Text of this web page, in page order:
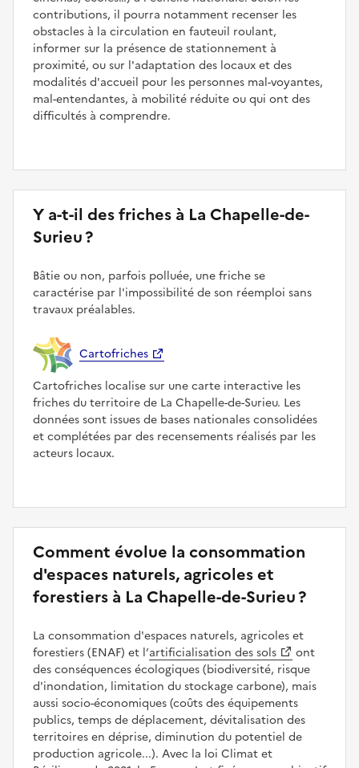
contributions, il pourra notamment recenser les
obstacles à la circulation en fauteuil roulant,
informer sur la présence de stationnement à
proximité, ou sur l'adaptation des locaux et des
modalités d'accueil pour les personnes mal-voyantes,
mal-entendantes, à mobilité réduite ou qui ont des
difficultés à comprendre.
Y a-t-il des friches à La Chapelle-de-
Surieu ?
Bâtie ou non, parfois polluée, une friche se
caractérise par l'impossibilité de son réemploi sans
travaux préalables.
Cartofriches
Cartofriches localise sur une carte interactive les
friches du territoire de La Chapelle-de-Surieu. Les
données sont issues de bases nationales consolidées
et complétées par des recensements réalisés par les
acteurs locaux.
Comment évolue la consommation
d'espaces naturels, agricoles et
forestiers à La Chapelle-de-Surieu ?
La consommation d'espaces naturels, agricoles et
forestiers (ENAF) et l’artificialisation des sols
ont
des conséquences écologiques (biodiversité, risque
d'inondation, limitation du stockage carbone), mais
aussi socio-économiques (coûts des équipements
publics, temps de déplacement, dévitalisation des
territoires en déprise, diminution du potentiel de
production agricole...). Avec la loi Climat et